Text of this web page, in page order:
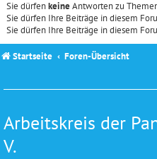
Sie dürfenkeineAntworten zu
Sie dürfen Ihre Beiträge in diesem
Sie dürfen Ihre Beiträge in diesem
Startseite Foren-Übersicht
Arbeitskreis der
V.